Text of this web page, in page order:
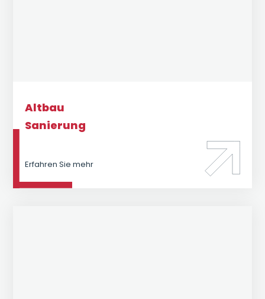
Altbau
Sanierung
Erfahren Sie mehr